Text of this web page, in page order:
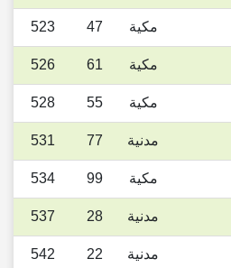
مكية 47
523
مكية 61
526
مكية 55
528
مدنية 77
531
مكية 99
534
مدنية 28
537
مدنية 22
542